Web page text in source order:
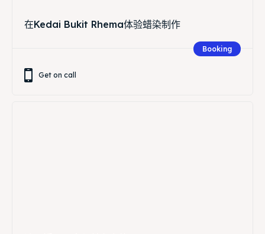
在Kedai Bukit Rhema体验蜡染制作
Booking
Get on call